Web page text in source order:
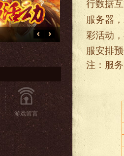
[ 战天真印传奇资
游戏留言
行数据
服务器
彩活动
服安排
注：服